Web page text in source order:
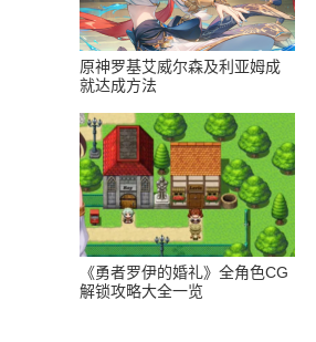
原神罗基艾威尔森及利亚姆成
就达成方法
《勇者罗伊的婚礼》全角色CG
解锁攻略大全一览